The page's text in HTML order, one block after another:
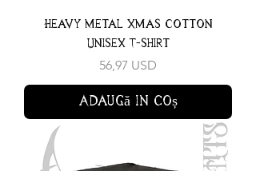
Heavy Metal Xmas Cotton
Unisex T-shirt
Preț
56,97 USD
Adaugă în coș